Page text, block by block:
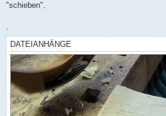
"schieben".
.
DATEIANHÄNGE